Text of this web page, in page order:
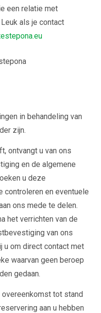
een relatie met
als je contact
in behandeling van
zijn.
ontvangt u van ons
en de algemene
u deze
controleren en eventuele
ons mede te delen.
het verrichten van de
van ons
u om direct contact met
waarvan geen beroep
gedaan.
tot stand
aan u hebben